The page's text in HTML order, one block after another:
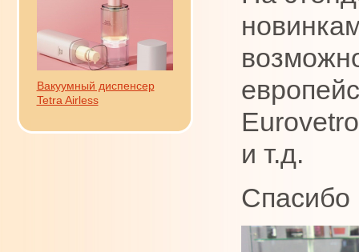
Вакуумный диспенсер
Tetra Airless
и т.д.
Спасибо